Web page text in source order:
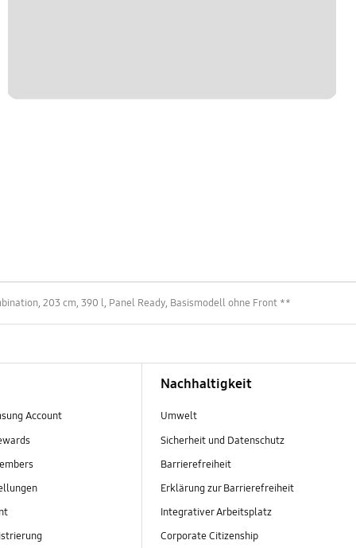
203 cm, 390 l, Panel Ready, Basismodell ohne Front **
Account
Nachhaltigkeit
Umwelt
Sicherheit und Datenschutz
Barrierefreiheit
Erklärung zur Barrierefreiheit
Integrativer Arbeitsplatz
Corporate Citizenship